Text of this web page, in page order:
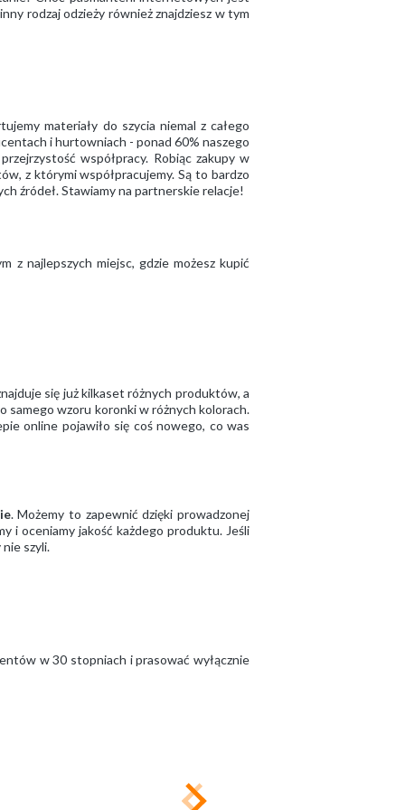
rodzaj odzieży również znajdziesz w tym
materiały do szycia niemal z całego
i hurtowniach - ponad 60% naszego
współpracy. Robiąc zakupy w
z którymi współpracujemy. Są to bardzo
źródeł. Stawiamy na partnerskie relacje!
z najlepszych miejsc, gdzie możesz kupić
się już kilkaset różnych produktów, a
samego wzoru koronki w różnych kolorach.
online pojawiło się coś nowego, co was
. Możemy to zapewnić dzięki prowadzonej
i oceniamy jakość każdego produktu. Jeśli
nie szyli.
w 30 stopniach i prasować wyłącznie